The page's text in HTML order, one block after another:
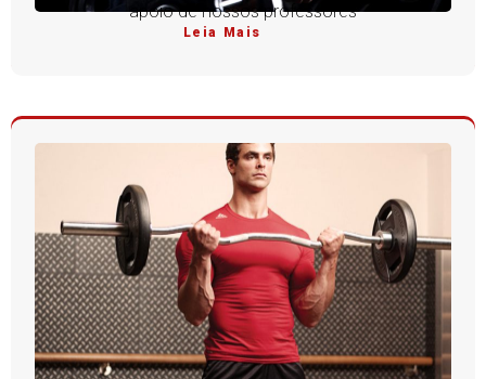
apoio de nossos professores
Leia Mais